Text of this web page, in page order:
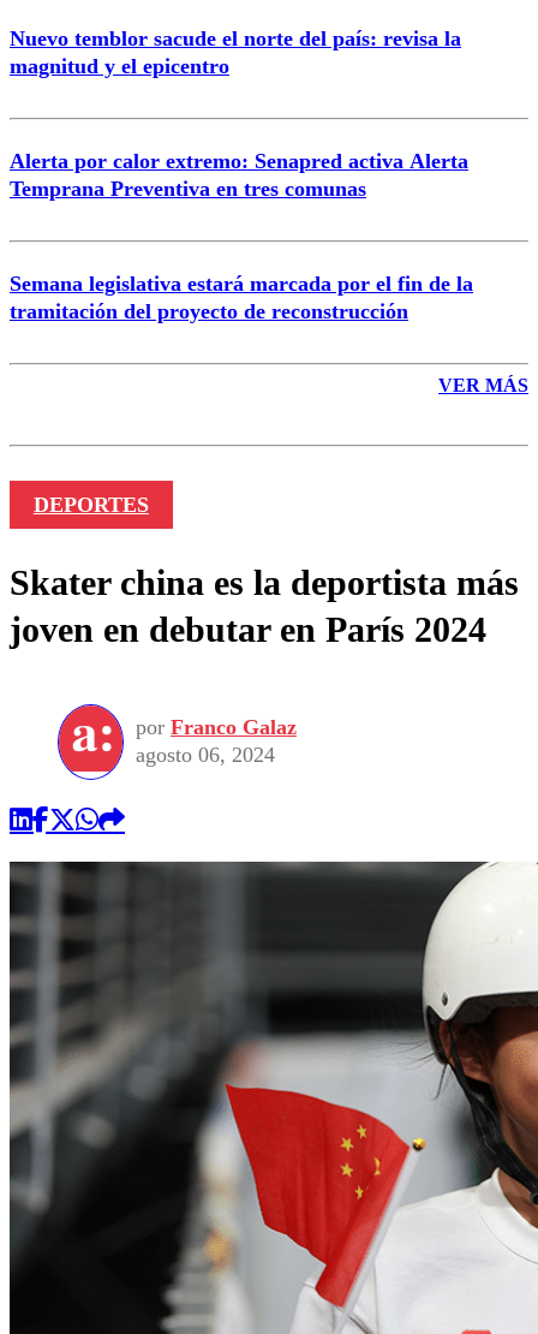
Nuevo temblor sacude el norte del país: revisa la
magnitud y el epicentro
Alerta por calor extremo: Senapred activa Alerta
Temprana Preventiva en tres comunas
Semana legislativa estará marcada por el fin de la
tramitación del proyecto de reconstrucción
VER MÁS
DEPORTES
Skater china es la deportista más
joven en debutar en París 2024
por Franco Galaz
agosto 06, 2024